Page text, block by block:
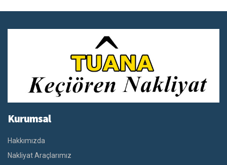
Kurumsal
Hakkımızda
Nakliyat Araçlarımız